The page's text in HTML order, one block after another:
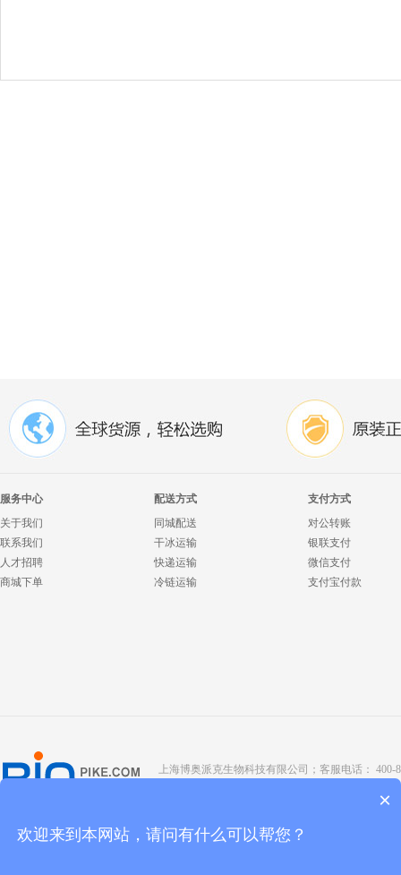
服务中心
关于我们
联系我们
人才招聘
商城下单
配送方式
同城配送
干冰运输
快递运输
冷链运输
支付方式
对公转账
银联支付
微信支付
支付宝付款
上海博奥派克生物科技有限公司；客服电话： 400-
京ICP备
×
欢迎来到本网站，请问有什么可以帮您？